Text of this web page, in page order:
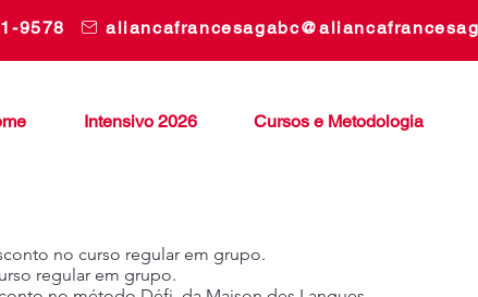
9578
Intensivo 2026 Cursos e Metodologia
no curso regular em grupo.
regular em grupo.